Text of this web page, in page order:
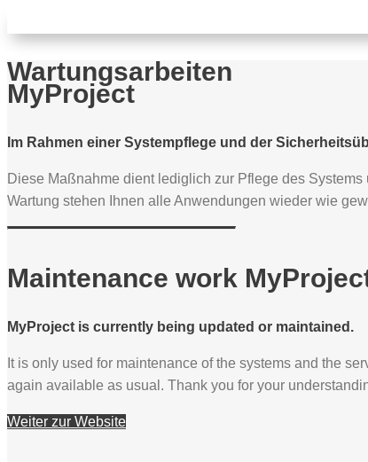
Wartungsarbeiten
MyProject
Im Rahmen einer Systempflege und der
Diese Maßnahme dient lediglich zur Pflege des
Wartung stehen Ihnen alle Anwendungen wieder wie
Maintenance work
MyProject is currently being updated or maintained.
It is only used for maintenance of the systems and the
again available as usual. Thank you for your
Weiter zur Website